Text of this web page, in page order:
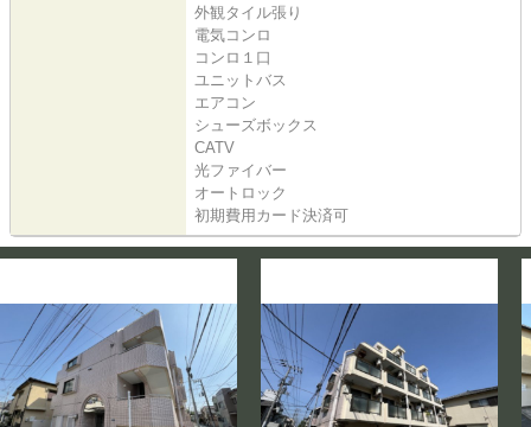
外観タイル張り
電気コンロ
コンロ１口
ユニットバス
エアコン
シューズボックス
CATV
光ファイバー
オートロック
初期費用カード決済可